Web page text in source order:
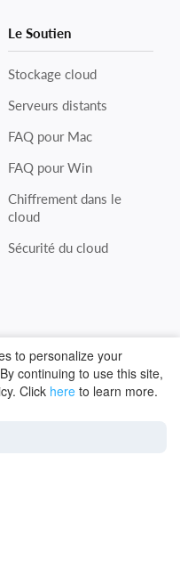
Le Soutien
Stockage cloud
Serveurs distants
FAQ pour Mac
FAQ pour Win
Chiffrement dans le
cloud
Sécurité du cloud
to personalize your
continuing to use this site,
Click here to learn more.